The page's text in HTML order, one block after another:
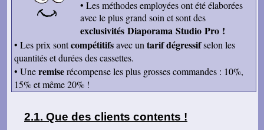
• Les méthodes employéesont été élaborées
avec le plus grand soin et sont des
exclusivités Diaporama Studio Pro !
• Les prix sontcompétitifsavec untarif dégressifselon les
quantités et durées des cassettes.
• Uneremiserécompense les plus grosses commandes : 10%,
15% et même 20% !
Que des clients contents !